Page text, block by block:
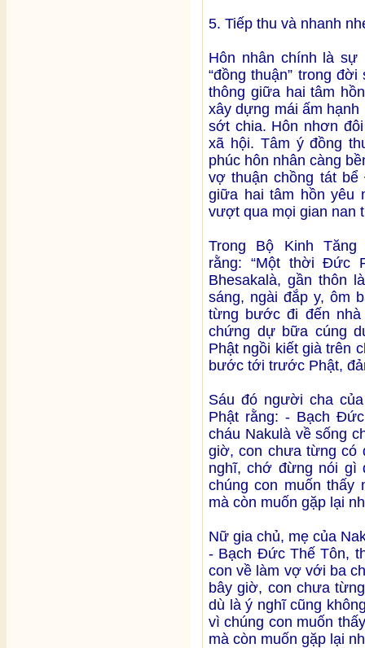
5. Tiếp thu và nhanh
Hôn nhân chính là
“đồng thuận” trong
thông giữa hai tâm
xây dựng mái ấm
sớt chia. Hôn nhơn
xã hội. Tâm ý đồng
phúc hôn nhân càng
vợ thuận chồng tát
giữa hai tâm hồn yêu
vượt qua mọi gian nan
Trong Bộ Kinh
rằng: “Một thời Đức
Bhesakalà, gần thôn
sáng, ngài đắp y, ôm
từng bước đi đến
chứng dự bữa cúng
Phật ngồi kiết già trên
bước tới trước Phật,
Sáu đó người cha
Phật rằng: - Bạch
cháu Nakulà về sống
giờ, con chưa từng có
nghĩ, chớ đừng nói gì
chúng con muốn thấy
mà còn muốn gặp lại
Nữ gia chủ, mẹ của
- Bạch Đức Thế Tôn,
con về làm vợ với ba
bây giờ, con chưa
dù là ý nghĩ cũng
vì chúng con muốn
mà còn muốn gặp lại